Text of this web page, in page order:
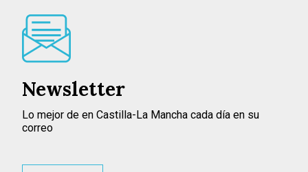
Newsletter
Lo mejor de en Castilla-La Mancha cada día en su
correo